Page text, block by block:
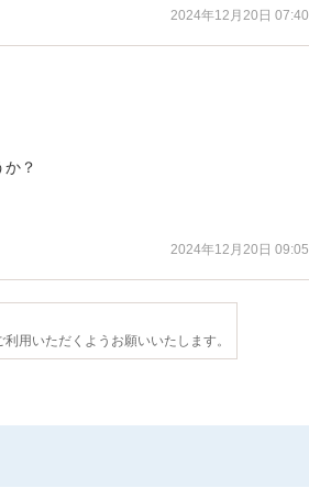
2024年12月20日 07:40
？
2024年12月20日 09:05
用いただくようお願いいたします。